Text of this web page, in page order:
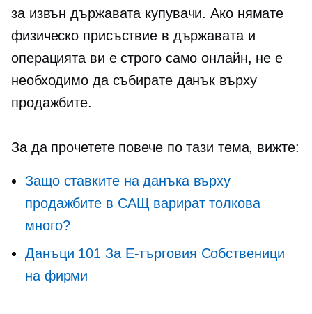
за извън държавата купувачи. Ако нямате
физическо присъствие в държавата и
операцията ви е строго само онлайн, не е
необходимо да събирате данък върху
продажбите.
За да прочетете повече по тази тема, вижте:
Защо ставките на данъка върху
продажбите в САЩ варират толкова
много?
Данъци 101 За E-търговия Собственици
на фирми